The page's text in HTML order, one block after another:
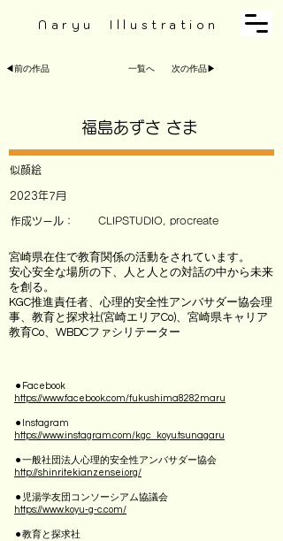
Naryu Illustration
◀︎前の作品 一覧へ 次の作品▶︎
福島あずさ さま
似顔絵
2023年7月
CLIPSTUDIO, procreate
作成ツール：
宮崎県在住で教育関係の活動をされています。
安心安全な場所の下、人と人との対話の中から未来
を創る。
KGC推進責任者、心理的安全性アンバサダー協会理
事、教育と探求社(宮崎エリアCo)、宮崎県キャリア
教育Co、WBDCファシリテーター
⚫︎Facebook
https://www.facebook.com/fukushima8282maru
⚫︎Instagram
https://www.instagram.com/kgc_koyu.tsunagaru
⚫︎一般社団法人心理的安全性アンバサダー協会
http://shinritekianzensei.org/
⚫︎児湯学友団コンソーシアム協議会
https://www.koyu-g-c.com/
⚫︎教育と探求社